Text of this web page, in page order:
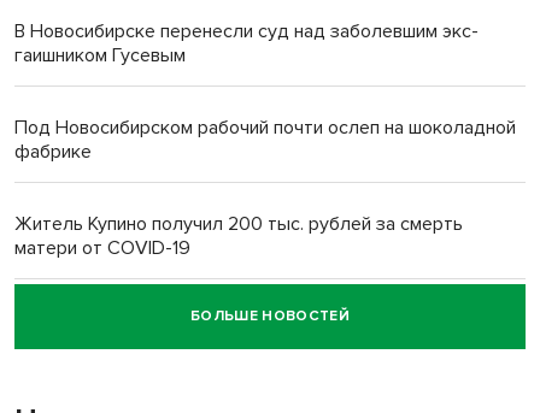
В Новосибирске перенесли суд над заболевшим экс-
гаишником Гусевым
Под Новосибирском рабочий почти ослеп на шоколадной
фабрике
Житель Купино получил 200 тыс. рублей за смерть
матери от COVID-19
Новосибирский суд наказал водителя за смерть
пенсионерки на вокзале
БОЛЬШЕ НОВОСТЕЙ